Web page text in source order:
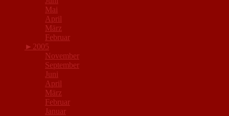
Mai
April
März
Februar
► 2005
November
September
Juni
April
März
Februar
Januar